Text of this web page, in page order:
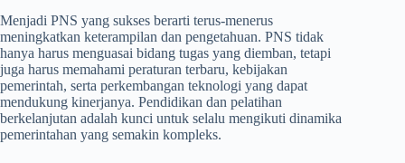
Menjadi PNS yang sukses berarti terus-menerus
meningkatkan keterampilan dan pengetahuan. PNS tidak
hanya harus menguasai bidang tugas yang diemban, tetapi
juga harus memahami peraturan terbaru, kebijakan
pemerintah, serta perkembangan teknologi yang dapat
mendukung kinerjanya. Pendidikan dan pelatihan
berkelanjutan adalah kunci untuk selalu mengikuti dinamika
pemerintahan yang semakin kompleks.